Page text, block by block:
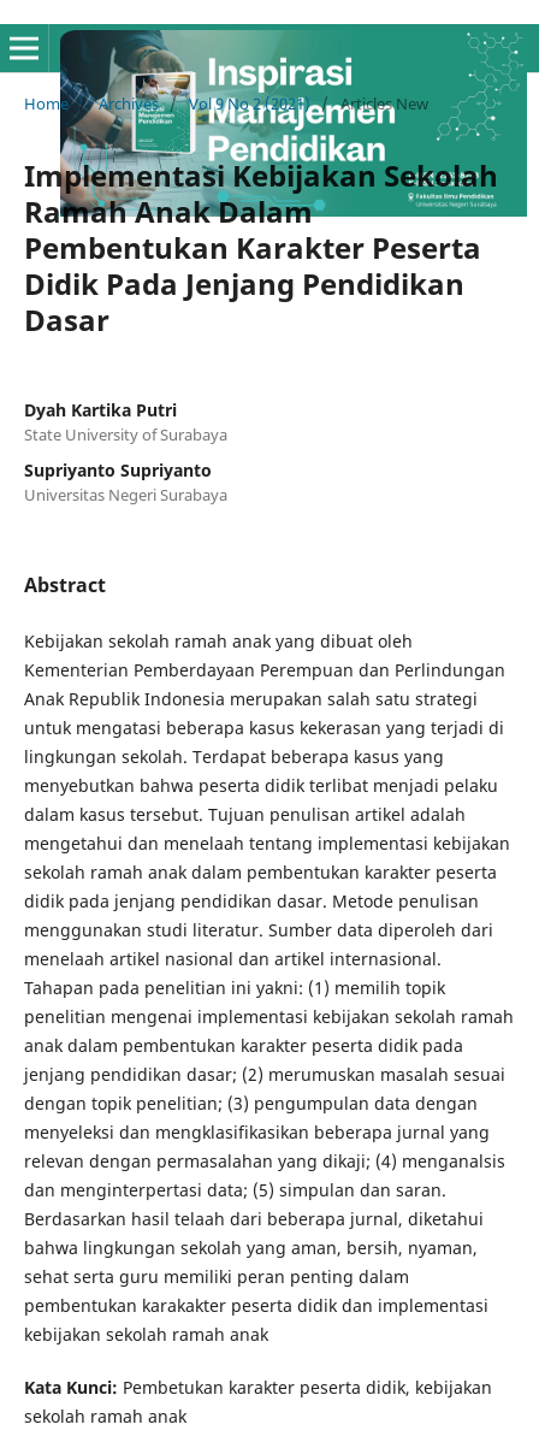
Home / Archives / Vol 9 No 2 (2021) / Articles New
Implementasi Kebijakan Sekolah
Ramah Anak Dalam
Pembentukan Karakter Peserta
Didik Pada Jenjang Pendidikan
Dasar
Dyah Kartika Putri
State University of Surabaya
Supriyanto Supriyanto
Universitas Negeri Surabaya
Abstract
Kebijakan sekolah ramah anak yang dibuat oleh
Kementerian Pemberdayaan Perempuan dan Perlindungan
Anak Republik Indonesia merupakan salah satu strategi
untuk mengatasi beberapa kasus kekerasan yang terjadi di
lingkungan sekolah. Terdapat beberapa kasus yang
menyebutkan bahwa peserta didik terlibat menjadi pelaku
dalam kasus tersebut. Tujuan penulisan artikel adalah
mengetahui dan menelaah tentang implementasi kebijakan
sekolah ramah anak dalam pembentukan karakter peserta
didik pada jenjang pendidikan dasar. Metode penulisan
menggunakan studi literatur. Sumber data diperoleh dari
menelaah artikel nasional dan artikel internasional.
Tahapan pada penelitian ini yakni: (1) memilih topik
penelitian mengenai implementasi kebijakan sekolah ramah
anak dalam pembentukan karakter peserta didik pada
jenjang pendidikan dasar; (2) merumuskan masalah sesuai
dengan topik penelitian; (3) pengumpulan data dengan
menyeleksi dan mengklasifikasikan beberapa jurnal yang
relevan dengan permasalahan yang dikaji; (4) menganalsis
dan menginterpertasi data; (5) simpulan dan saran.
Berdasarkan hasil telaah dari beberapa jurnal, diketahui
bahwa lingkungan sekolah yang aman, bersih, nyaman,
sehat serta guru memiliki peran penting dalam
pembentukan karakakter peserta didik dan implementasi
kebijakan sekolah ramah anak
Kata Kunci: Pembetukan karakter peserta didik, kebijakan
sekolah ramah anak